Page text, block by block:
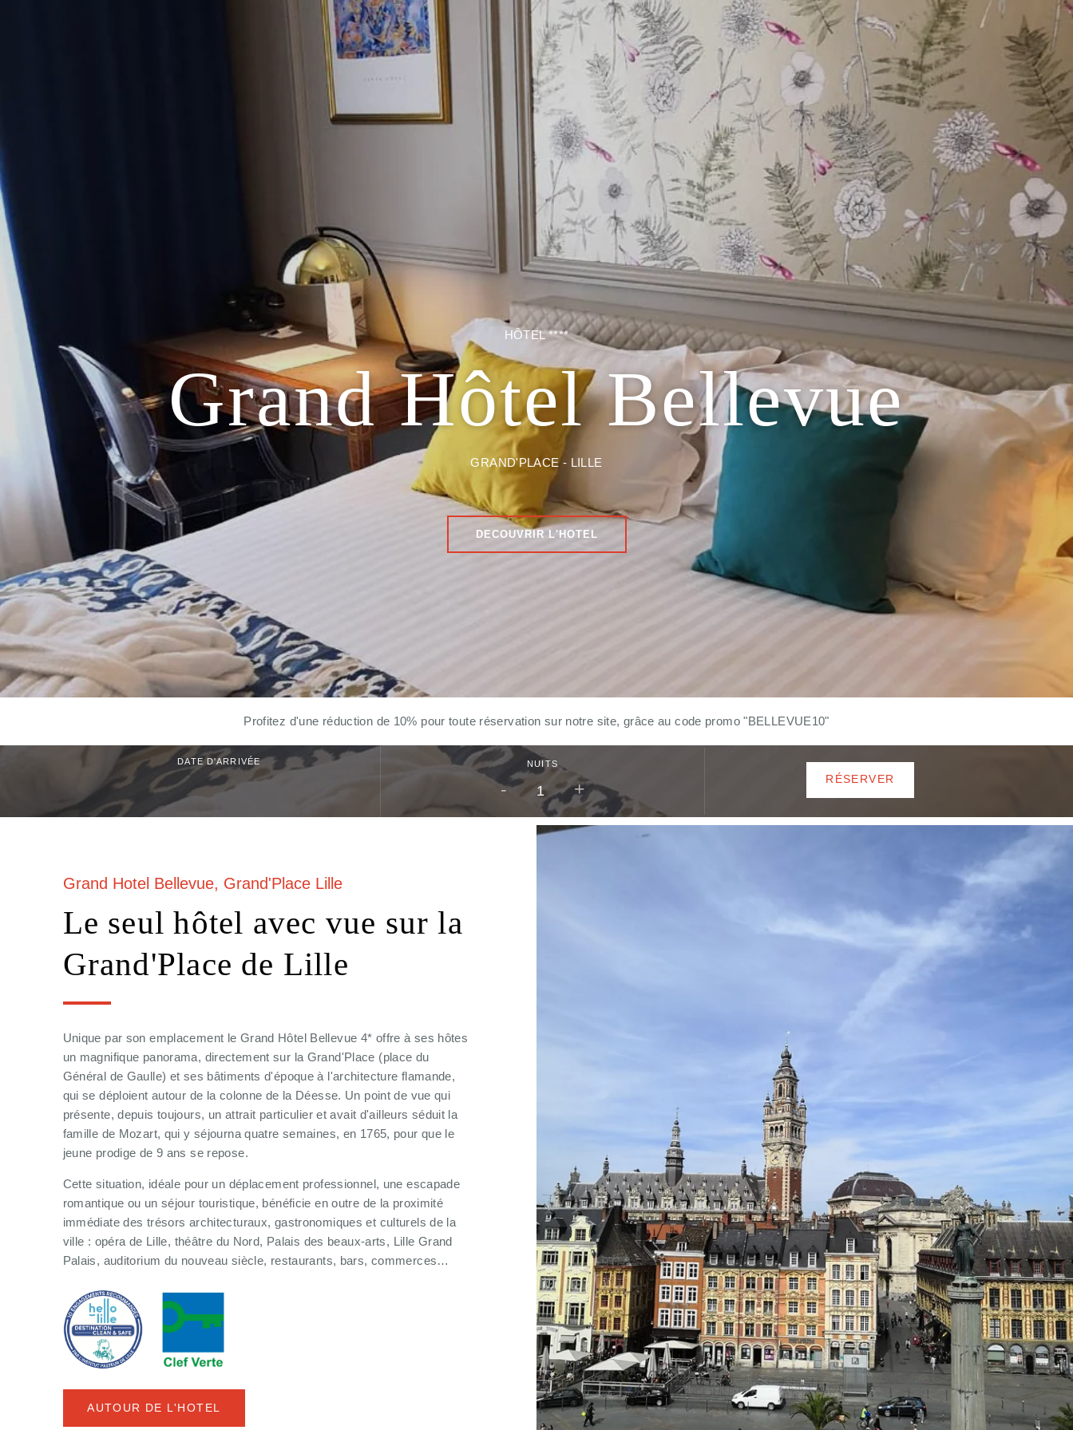
HÔTEL ****
Grand Hôtel Bellevue
GRAND'PLACE - LILLE
DECOUVRIR L'HOTEL
Profitez d'une réduction de 10% pour toute réservation sur notre site, grâce au code promo "BELLEVUE10"
DATE D'ARRIVÉE NUITS
- + RÉSERVER
Grand Hotel Bellevue, Grand'Place Lille
Le seul hôtel avec vue sur la
Grand'Place de Lille
Unique par son emplacement le Grand Hôtel Bellevue 4* offre à ses hôtes
un magnifique panorama, directement sur la Grand'Place (place du
Général de Gaulle) et ses bâtiments d'époque à l'architecture flamande,
qui se déploient autour de la colonne de la Déesse. Un point de vue qui
présente, depuis toujours, un attrait particulier et avait d'ailleurs séduit la
famille de Mozart, qui y séjourna quatre semaines, en 1765, pour que le
jeune prodige de 9 ans se repose.
Cette situation, idéale pour un déplacement professionnel, une escapade
romantique ou un séjour touristique, bénéficie en outre de la proximité
immédiate des trésors architecturaux, gastronomiques et culturels de la
ville : opéra de Lille, théâtre du Nord, Palais des beaux-arts, Lille Grand
Palais, auditorium du nouveau siècle, restaurants, bars, commerces…
AUTOUR DE L'HOTEL